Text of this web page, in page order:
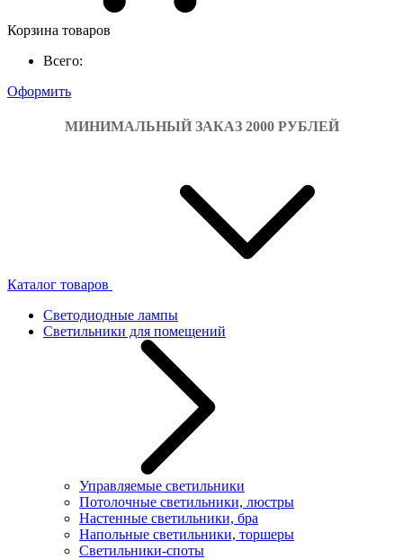
Корзина товаров
Всего:
Оформить
МИНИМАЛЬНЫЙ ЗАКАЗ 2000 РУБЛЕЙ
Каталог товаров
Светодиодные лампы
Светильники для помещений
Управляемые светильники
Потолочные светильники, люстры
Настенные светильники, бра
Напольные светильники, торшеры
Светильники-споты